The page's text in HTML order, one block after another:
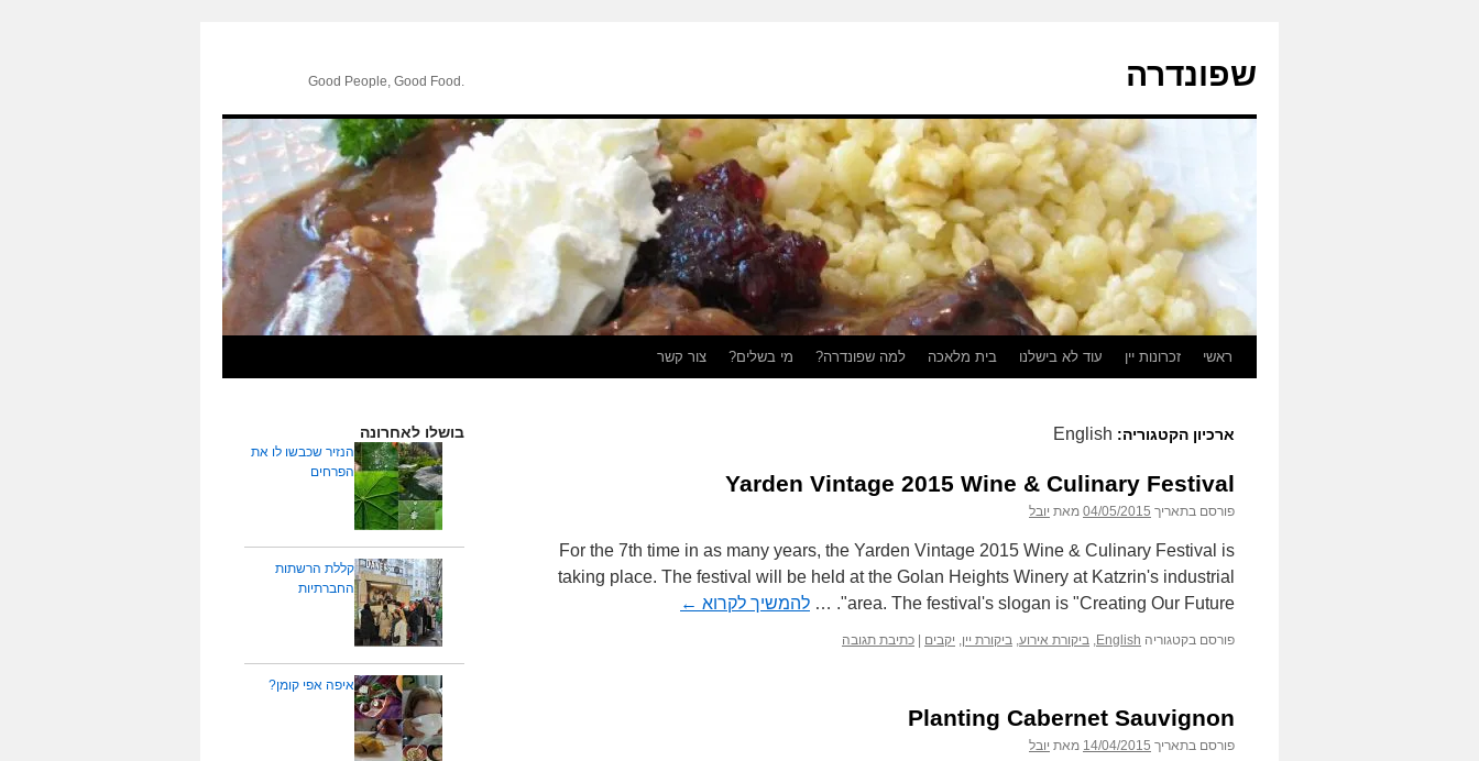
שפונדרה .Good People, Good Food
ראשי זכרונות יין עוד לא בישלנו בית מלאכה למה שפונדרה? מי בשלים? צור קשר
ארכיון הקטגוריה: English
Yarden Vintage 2015 Wine & Culinary Festival
פורסם בתאריך 04/05/2015 מאת יובל
For the 7th time in as many years, the Yarden Vintage 2015 Wine & Culinary Festival is
taking place. The festival will be held at the Golan Heights Winery at Katzrin's industrial
area. The festival's slogan is "Creating Our Future". …
להמשיך לקרוא ←
פורסם בקטגוריה English
, ביקורת אירוע, ביקורת יין, יקבים כתיבת תגובה
Planting Cabernet Sauvignon
פורסם בתאריך 14/04/2015 מאת יובל
בושלו לאחרונה
הנזיר שכבשו לו את
הפרחים
קללת הרשתות
החברתיות
איפה אפי קומן?